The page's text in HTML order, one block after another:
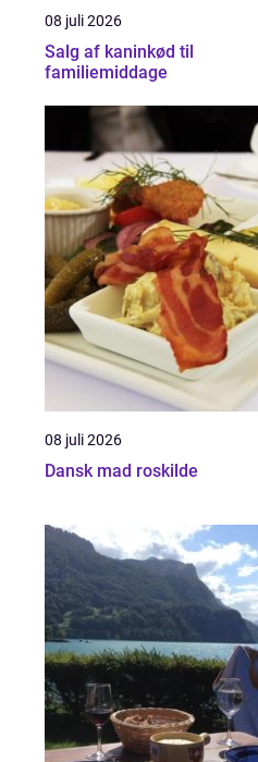
08 juli 2026
Salg af kaninkød til
familiemiddage
08 juli 2026
Dansk mad roskilde